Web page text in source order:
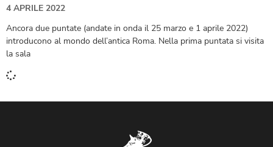
4 APRILE 2022
Ancora due puntate (andate in onda il 25 marzo e 1 aprile 2022)
introducono al mondo dell’antica Roma. Nella prima puntata si visita
la sala